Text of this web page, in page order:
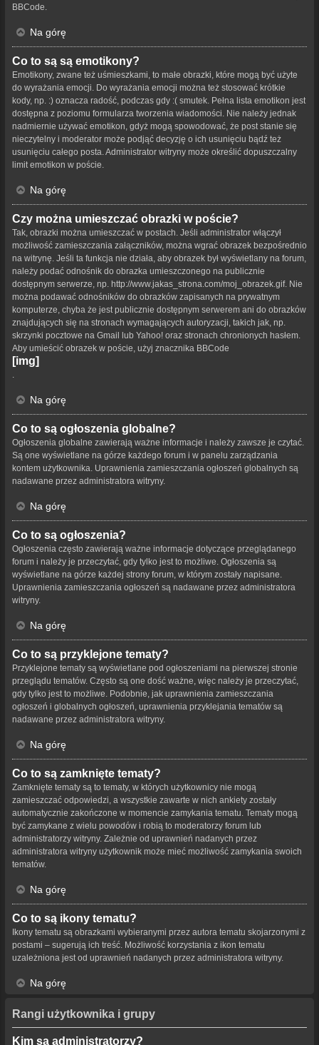
BBCode.
Na górę
Co to są są emotikony?
Emotikony, zwane też uśmieszkami, to małe obrazki, które mogą być użyte
do wyrażania emocji. Do wyrażania emocji można też stosować krótkie
kody, np. :) oznacza radość, podczas gdy :( smutek. Pełna lista emotikon jest
dostępna z poziomu formularza tworzenia wiadomości. Nie należy jednak
nadmiernie używać emotikon, gdyż mogą spowodować, że post stanie się
nieczytelny i moderator może podjąć decyzję o ich usunięciu bądź też
usunięciu całego posta. Administrator witryny może określić dopuszczalny
limit emotikon w poście.
Na górę
Czy można umieszczać obrazki w poście?
Tak, obrazki można umieszczać w postach. Jeśli administrator włączył
możliwość zamieszczania załączników, można wgrać obrazek bezpośrednio
na witrynę. Jeśli ta funkcja nie działa, aby obrazek był wyświetlany na forum,
należy podać odnośnik do obrazka umieszczonego na publicznie
dostępnym serwerze, np. http://www.jakas_strona.com/moj_obrazek.gif. Nie
można podawać odnośników do obrazków zapisanych na prywatnym
komputerze, chyba że jest publicznie dostępnym serwerem ani do obrazków
znajdujących się na stronach wymagających autoryzacji, takich jak, np.
skrzynki pocztowe na Gmail lub Yahoo! oraz stronach chronionych hasłem.
Aby umieścić obrazek w poście, użyj znacznika BBCode
[img]
Na górę
Co to są ogłoszenia globalne?
Ogłoszenia globalne zawierają ważne informacje i należy zawsze je czytać.
Są one wyświetlane na górze każdego forum i w panelu zarządzania
kontem użytkownika. Uprawnienia zamieszczania ogłoszeń globalnych są
nadawane przez administratora witryny.
Na górę
Co to są ogłoszenia?
Ogłoszenia często zawierają ważne informacje dotyczące przeglądanego
forum i należy je przeczytać, gdy tylko jest to możliwe. Ogłoszenia są
wyświetlane na górze każdej strony forum, w którym zostały napisane.
Uprawnienia zamieszczania ogłoszeń są nadawane przez administratora
witryny.
Na górę
Co to są przyklejone tematy?
Przyklejone tematy są wyświetlane pod ogłoszeniami na pierwszej stronie
przeglądu tematów. Często są one dość ważne, więc należy je przeczytać,
gdy tylko jest to możliwe. Podobnie, jak uprawnienia zamieszczania
ogłoszeń i globalnych ogłoszeń, uprawnienia przyklejania tematów są
nadawane przez administratora witryny.
Na górę
Co to są zamknięte tematy?
Zamknięte tematy są to tematy, w których użytkownicy nie mogą
zamieszczać odpowiedzi, a wszystkie zawarte w nich ankiety zostały
automatycznie zakończone w momencie zamykania tematu. Tematy mogą
być zamykane z wielu powodów i robią to moderatorzy forum lub
administratorzy witryny. Zależnie od uprawnień nadanych przez
administratora witryny użytkownik może mieć możliwość zamykania swoich
tematów.
Na górę
Co to są ikony tematu?
Ikony tematu są obrazkami wybieranymi przez autora tematu skojarzonymi z
postami – sugerują ich treść. Możliwość korzystania z ikon tematu
uzależniona jest od uprawnień nadanych przez administratora witryny.
Na górę
Rangi użytkownika i grupy
Kim są administratorzy?